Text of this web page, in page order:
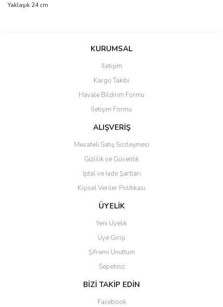
Yaklaşık 24 cm
Bu ürüne ilk yorumu siz yapın!
Ürün resmi kalitesiz, bozuk veya görüntülenemiyor.
Ürün açıklamasında eksik bilgiler bulunuyor.
Ürün bilgilerinde hatalar bulunuyor.
Ürün fiyatı diğer sitelerden daha pahalı.
Gönder
KURUMSAL
İletişim
Kargo Takibi
Havale Bildirim Formu
İletişim Formu
ALIŞVERİŞ
Mesafeli Satış Sözleşmesi
Gizlilik ve Güvenlik
İptal ve İade Şartları
Kişisel Veriler Politikası
ÜYELİK
Yeni Üyelik
Üye Girişi
Şifremi Unuttum
Sepetiniz
BİZİ TAKİP EDİN
Facebook